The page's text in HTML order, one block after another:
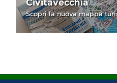
Civitavecchia
Scopri la nuova mappa